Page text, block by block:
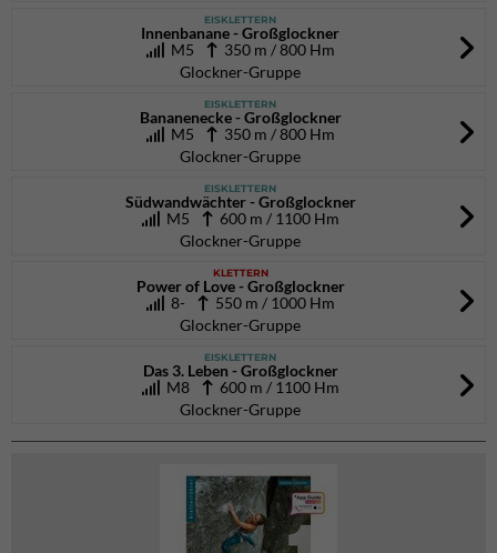
EISKLETTERN
Innenbanane - Großglockner
M5 350 m / 800 Hm
Glockner-Gruppe
EISKLETTERN
Bananenecke - Großglockner
M5 350 m / 800 Hm
Glockner-Gruppe
EISKLETTERN
Südwandwächter - Großglockner
M5 600 m / 1100 Hm
Glockner-Gruppe
KLETTERN
Power of Love - Großglockner
8- 550 m / 1000 Hm
Glockner-Gruppe
EISKLETTERN
Das 3. Leben - Großglockner
M8 600 m / 1100 Hm
Glockner-Gruppe